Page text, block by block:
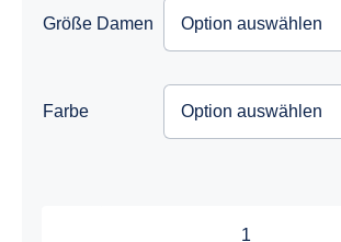
Größe Damen
Farbe